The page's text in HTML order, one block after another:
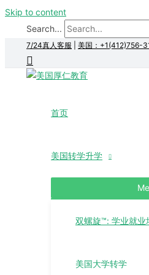
Skip to content
Search...
7/24真人客服 美国：+1(412)756-
首页
美国转学升学
双螺旋™: 学业就业
美国大学转学